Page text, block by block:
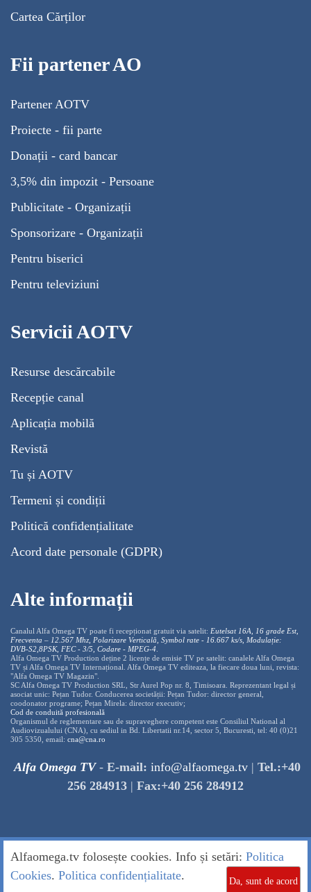
Cartea Cărților
Fii partener AO
Partener AOTV
Proiecte - fii parte
Donații - card bancar
3,5% din impozit - Persoane
Publicitate - Organizații
Sponsorizare - Organizații
Pentru biserici
Pentru televiziuni
Servicii AOTV
Resurse descărcabile
Recepție canal
Aplicația mobilă
Revistă
Tu și AOTV
Termeni și condiții
Politică confidențialitate
Acord date personale (GDPR)
Alte informații
Canalul Alfa Omega TV poate fi recepționat gratuit via satelit: Eutelsat 16A, 16 grade Est,
Frecventa – 12.567 Mhz, Polarizare Verticală, Symbol rate - 16.667 ks/s, Modulație:
DVB-S2,8PSK, FEC - 3/5, Codare - MPEG-4
Alfa Omega TV Production deține 2 licențe de emisie TV pe satelit: canalele Alfa Omega
TV și Alfa Omega TV Internațional. Alfa Omega TV editeaza, la fiecare doua luni, revista:
"Alfa Omega TV Magazin".
SC Alfa Omega TV Production SRL, Str Aurel Pop nr. 8, Timisoara. Reprezentant legal și
asociat unic: Pețan Tudor. Conducerea societății: Pețan Tudor: director general,
coodonator programe; Pețan Mirela: director executiv;
Cod de conduită profesională
Organismul de reglementare sau de supraveghere competent este Consiliul National al
Audiovizualului (CNA), cu sediul in Bd. Libertatii nr.14, sector 5, Bucuresti, tel: 40 (0)21
305 5350, email: cna@cna.ro
Alfa Omega TV- E-mail: info@alfaomega.tv | Tel.:+40
256 284913 | Fax:+40 256 284912
Alfaomega.tv folosește cookies. Info și setări: Politica
Cookies. Politica confidențialitate. Da, sunt de acord